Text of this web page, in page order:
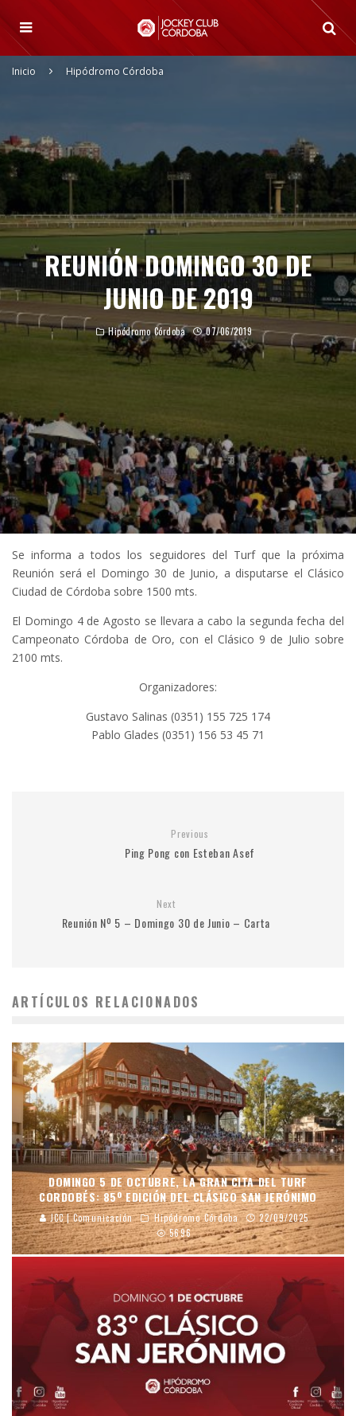
Inicio Hipódromo Córdoba
REUNIÓN DOMINGO 30 DE
JUNIO DE 2019
Hipódromo Córdoba 07/06/2019
Se informa a todos los seguidores del Turf que la próxima
Reunión será el Domingo 30 de Junio, a disputarse el Clásico
Ciudad de Córdoba sobre 1500 mts.
El Domingo 4 de Agosto se llevara a cabo la segunda fecha del
Campeonato Córdoba de Oro, con el Clásico 9 de Julio sobre
2100 mts.
Organizadores:
Gustavo Salinas (0351) 155 725 174
Pablo Glades (0351) 156 53 45 71
Previous
Ping Pong con Esteban Asef
Next
Reunión Nº 5 – Domingo 30 de Junio – Carta
ARTÍCULOS RELACIONADOS
DOMINGO 5 DE OCTUBRE, LA GRAN CITA DEL TURF
CORDOBÉS: 85º EDICIÓN DEL CLÁSICO SAN JERÓNIMO
JCC | Comunicación Hipódromo Córdoba
22/09/2025
5696